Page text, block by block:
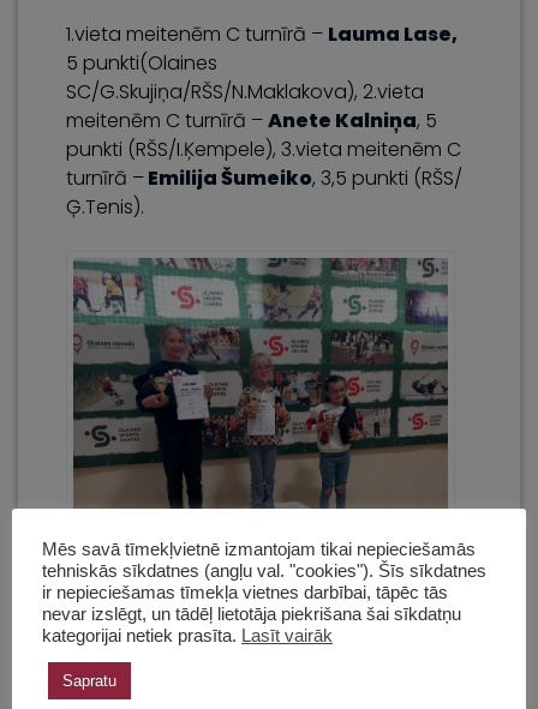
1.vieta meitenēm C turnīrā – Lauma Lase,
5 punkti(Olaines
SC/G.Skujiņa/RŠS/N.Maklakova), 2.vieta
meitenēm C turnīrā –Anete Kalniņa, 5
punkti (RŠS/I.Ķempele), 3.vieta meitenēm C
turnīrā –Emilija Šumeiko, 3,5 punkti (RŠS/
Ģ.Tenis).
Mēs savā tīmekļvietnē izmantojam tikai nepieciešamās
tehniskās sīkdatnes (angļu val. "cookies"). Šīs sīkdatnes
ir nepieciešamas tīmekļa vietnes darbībai, tāpēc tās
nevar izslēgt, un tādēļ lietotāja piekrišana šai sīkdatņu
kategorijai netiek prasīta. Lasīt vairāk
Sapratu